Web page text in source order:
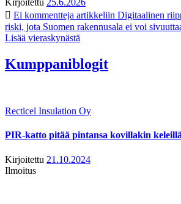
Kirjoitettu 25.6.2026
Ei kommentteja artikkeliin Digitaalinen
riski, jota Suomen rakennusala ei voi
Lisää vieraskynästä
Kumppaniblogit
Recticel Insulation Oy
PIR-katto pitää pintansa kovillakin
Kirjoitettu 21.10.2024
Ilmoitus